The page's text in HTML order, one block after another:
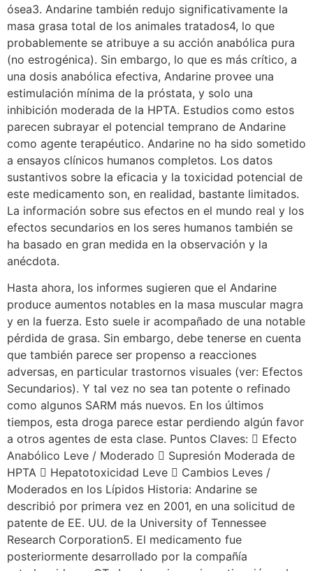
ósea3. Andarine también redujo significativamente la
masa grasa total de los animales tratados4, lo que
probablemente se atribuye a su acción anabólica pura
(no estrogénica). Sin embargo, lo que es más crítico, a
una dosis anabólica efectiva, Andarine provee una
estimulación mínima de la próstata, y solo una
inhibición moderada de la HPTA. Estudios como estos
parecen subrayar el potencial temprano de Andarine
como agente terapéutico. Andarine no ha sido sometido
a ensayos clínicos humanos completos. Los datos
sustantivos sobre la eficacia y la toxicidad potencial de
este medicamento son, en realidad, bastante limitados.
La información sobre sus efectos en el mundo real y los
efectos secundarios en los seres humanos también se
ha basado en gran medida en la observación y la
anécdota.
Hasta ahora, los informes sugieren que el Andarine
produce aumentos notables en la masa muscular magra
y en la fuerza. Esto suele ir acompañado de una notable
pérdida de grasa. Sin embargo, debe tenerse en cuenta
que también parece ser propenso a reacciones
adversas, en particular trastornos visuales (ver: Efectos
Secundarios). Y tal vez no sea tan potente o refinado
como algunos SARM más nuevos. En los últimos
tiempos, esta droga parece estar perdiendo algún favor
a otros agentes de esta clase. Puntos Claves:  Efecto
Anabólico Leve / Moderado  Supresión Moderada de
HPTA  Hepatotoxicidad Leve  Cambios Leves /
Moderados en los Lípidos Historia: Andarine se
describió por primera vez en 2001, en una solicitud de
patente de EE. UU. de la University of Tennessee
Research Corporation5. El medicamento fue
posteriormente desarrollado por la compañía